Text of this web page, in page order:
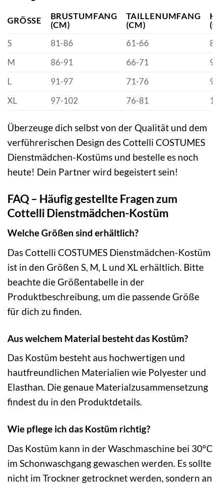
GRÖSSE
BRUSTUMFANG
(CM)
TAILLENUMFANG
(CM)
S
81-86 61-66
M
86-91 66-71
L
91-97 71-76
XL
97-102 76-81
Überzeuge dich selbst von der Qualität und dem
verführerischen Design des Cottelli COSTUMES
Dienstmädchen-Kostüms und bestelle es noch
heute! Dein Partner wird begeistert sein!
FAQ – Häufig gestellte Fragen zum
Cottelli Dienstmädchen-Kostüm
Welche Größen sind erhältlich?
Das Cottelli COSTUMES Dienstmädchen-Kostüm
ist in den Größen S, M, L und XL erhältlich. Bitte
beachte die Größentabelle in der
Produktbeschreibung, um die passende Größe
für dich zu finden.
Aus welchem Material besteht das Kostüm?
Das Kostüm besteht aus hochwertigen und
hautfreundlichen Materialien wie Polyester und
Elasthan. Die genaue Materialzusammensetzung
findest du in den Produktdetails.
Wie pflege ich das Kostüm richtig?
Das Kostüm kann in der Waschmaschine bei 30°C
im Schonwaschgang gewaschen werden. Es sollte
nicht im Trockner getrocknet werden, sondern an